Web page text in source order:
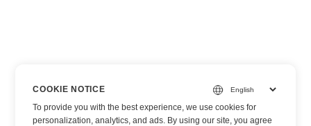
COOKIE NOTICE
To provide you with the best experience, we use cookies for
personalization, analytics, and ads. By using our site, you agree